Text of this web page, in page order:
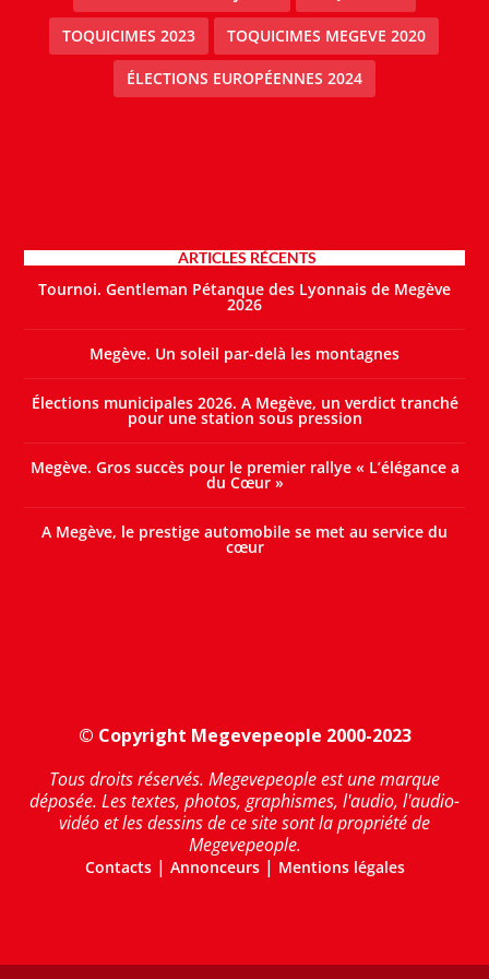
TOQUICIMES 2023 TOQUICIMES MEGEVE 2020
ÉLECTIONS EUROPÉENNES 2024
ARTICLES RÉCENTS
Tournoi. Gentleman Pétanque des Lyonnais de Megève
2026
Megève. Un soleil par-delà les montagnes
Élections municipales 2026. A Megève, un verdict tranché
pour une station sous pression
Megève. Gros succès pour le premier rallye « L’élégance a
du Cœur »
A Megève, le prestige automobile se met au service du
cœur
© Copyright Megevepeople 2000-2023
Tous droits réservés. Megevepeople est une marque
déposée. Les textes, photos, graphismes, l'audio, l'audio-
vidéo et les dessins de ce site sont la propriété de
Megevepeople.
Contacts| Annonceurs| Mentions légales